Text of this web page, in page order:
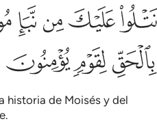
نتلو عليك من نبا موسى وفرعون
نَتْلُوا۟ عَلَيْكَ مِن نَّبَإِ مُوسَىٰ وَفِرْعَوْنَ
ﲔﲕﲖﲗ
ﲚﲛﲜ
historia de Moisés y del